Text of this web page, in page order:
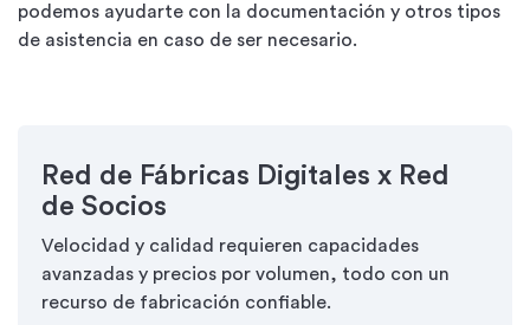
podemos ayudarte con la documentación y otros tipos
de asistencia en caso de ser necesario.
Red de Fábricas Digitales x Red
de Socios
Velocidad y calidad requieren capacidades
avanzadas y precios por volumen, todo con un
recurso de fabricación confiable.